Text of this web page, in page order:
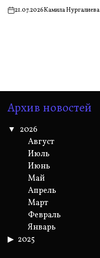
on21.07.2026Камила Нургалиева
Архив новостей
2026
Август
Июль
Июнь
Май
Апрель
Март
Февраль
Январь
2025